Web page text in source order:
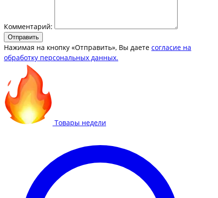
Комментарий:
Отправить
Нажимая на кнопку «Отправить», Вы даете согласие на
обработку персональных данных.
Товары недели